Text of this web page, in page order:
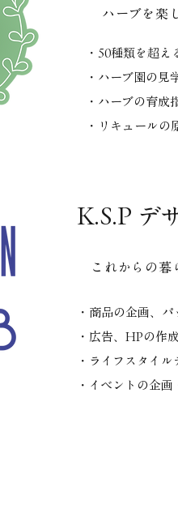
ハーブを楽
・50種類を超
・ハーブ園の見
・ハーブの育成
・リキュールの
K.S.P デ
これからの暮
・商品の企画、
・広告、HPの作成
・ライフスタイル
・イベントの企画